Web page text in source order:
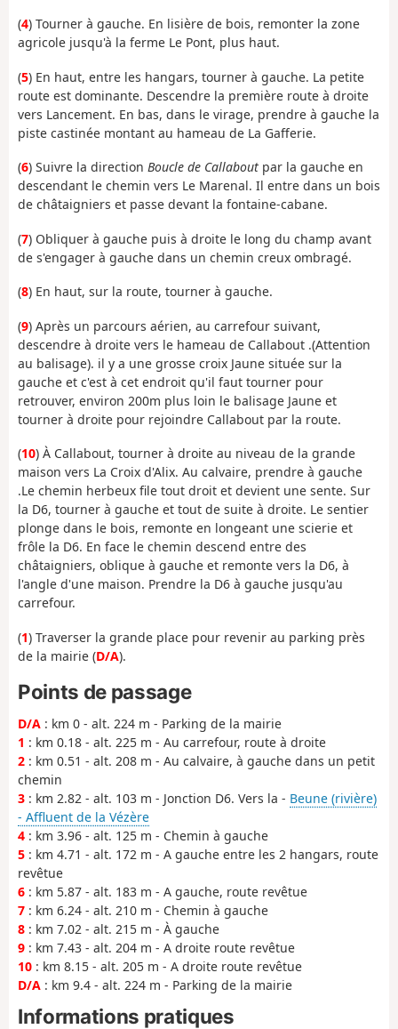
(4) Tourner à gauche. En lisière de bois, remonter la zone
agricole jusqu'à la ferme Le Pont, plus haut.
(5) En haut, entre les hangars, tourner à gauche. La petite
route est dominante. Descendre la première route à droite
vers Lancement. En bas, dans le virage, prendre à gauche la
piste castinée montant au hameau de La Gafferie.
(6) Suivre la direction Boucle de Callabout par la gauche en
descendant le chemin vers Le Marenal. Il entre dans un bois
de châtaigniers et passe devant la fontaine-cabane.
(7) Obliquer à gauche puis à droite le long du champ avant
de s'engager à gauche dans un chemin creux ombragé.
(8) En haut, sur la route, tourner à gauche.
(9) Après un parcours aérien, au carrefour suivant,
descendre à droite vers le hameau de Callabout .(Attention
au balisage). il y a une grosse croix Jaune située sur la
gauche et c'est à cet endroit qu'il faut tourner pour
retrouver, environ 200m plus loin le balisage Jaune et
tourner à droite pour rejoindre Callabout par la route.
(10) À Callabout, tourner à droite au niveau de la grande
maison vers La Croix d'Alix. Au calvaire, prendre à gauche
.Le chemin herbeux file tout droit et devient une sente. Sur
la D6, tourner à gauche et tout de suite à droite. Le sentier
plonge dans le bois, remonte en longeant une scierie et
frôle la D6. En face le chemin descend entre des
châtaigniers, oblique à gauche et remonte vers la D6, à
l'angle d'une maison. Prendre la D6 à gauche jusqu'au
carrefour.
(1) Traverser la grande place pour revenir au parking près
de la mairie (D/A).
Points de passage
D/A : km 0 - alt. 224 m - Parking de la mairie
1 : km 0.18 - alt. 225 m - Au carrefour, route à droite
2 : km 0.51 - alt. 208 m - Au calvaire, à gauche dans un petit
chemin
3 : km 2.82 - alt. 103 m - Jonction D6. Vers la - Beune (rivière)
- Affluent de la Vézère
4 : km 3.96 - alt. 125 m - Chemin à gauche
5 : km 4.71 - alt. 172 m - A gauche entre les 2 hangars, route
revêtue
6 : km 5.87 - alt. 183 m - A gauche, route revêtue
7 : km 6.24 - alt. 210 m - Chemin à gauche
8 : km 7.02 - alt. 215 m - À gauche
9 : km 7.43 - alt. 204 m - A droite route revêtue
10 : km 8.15 - alt. 205 m - A droite route revêtue
D/A : km 9.4 - alt. 224 m - Parking de la mairie
Informations pratiques